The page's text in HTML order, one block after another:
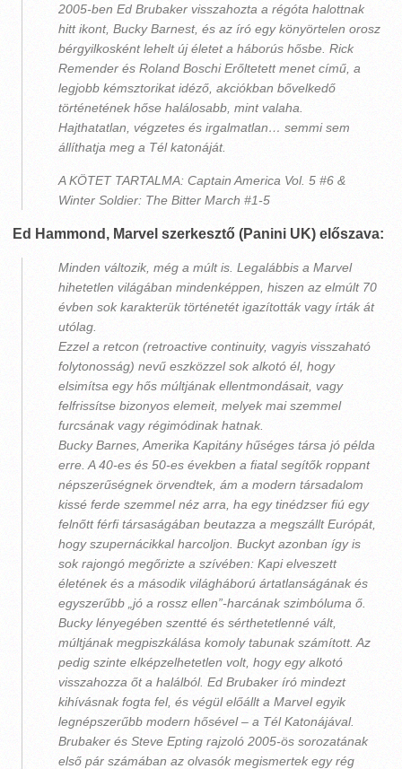
2005-ben Ed Brubaker visszahozta a régóta halottnak
hitt ikont, Bucky Barnest, és az író egy könyörtelen orosz
bérgyilkosként lehelt új életet a háborús hősbe. Rick
Remender és Roland Boschi Erőltetett menet című, a
legjobb kémsztorikat idéző, akciókban bővelkedő
történetének hőse halálosabb, mint valaha.
Hajthatatlan, végzetes és irgalmatlan… semmi sem
állíthatja meg a Tél katonáját.
A KÖTET TARTALMA: Captain America Vol. 5 #6 &
Winter Soldier: The Bitter March #1-5
Ed Hammond, Marvel szerkesztő (Panini UK) előszava:
Minden változik, még a múlt is. Legalábbis a Marvel
hihetetlen világában mindenképpen, hiszen az elmúlt 70
évben sok karakterük történetét igazították vagy írták át
utólag.
Ezzel a retcon (retroactive continuity, vagyis visszaható
folytonosság) nevű eszközzel sok alkotó él, hogy
elsimítsa egy hős múltjának ellentmondásait, vagy
felfrissítse bizonyos elemeit, melyek mai szemmel
furcsának vagy régimódinak hatnak.
Bucky Barnes, Amerika Kapitány hűséges társa jó példa
erre. A 40-es és 50-es években a fiatal segítők roppant
népszerűségnek örvendtek, ám a modern társadalom
kissé ferde szemmel néz arra, ha egy tinédzser fiú egy
felnőtt férfi társaságában beutazza a megszállt Európát,
hogy szupernácikkal harcoljon. Buckyt azonban így is
sok rajongó megőrizte a szívében: Kapi elveszett
életének és a második világháború ártatlanságának és
egyszerűbb „jó a rossz ellen”-harcának szimbóluma ő.
Bucky lényegében szentté és sérthetetlenné vált,
múltjának megpiszkálása komoly tabunak számított. Az
pedig szinte elképzelhetetlen volt, hogy egy alkotó
visszahozza őt a halálból. Ed Brubaker író mindezt
kihívásnak fogta fel, és végül előállt a Marvel egyik
legnépszerűbb modern hősével – a Tél Katonájával.
Brubaker és Steve Epting rajzoló 2005-ös sorozatának
első pár számában az olvasók megismertek egy rég